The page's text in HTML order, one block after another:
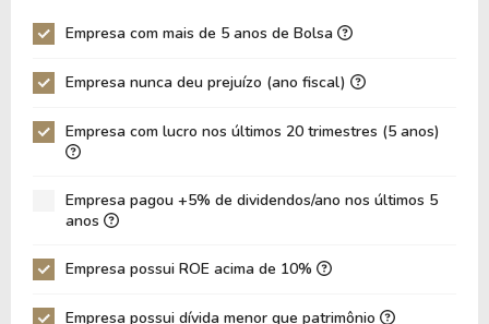
ROE
20,52%
ROIC
16,69%
ROA
10,49%
8,68%
Dívida Líquida / Ebitda
Dívida Líquida / Ebit
2,05
2,50
Patrimônio / Ativos
0,51
Passivos / Ativos
0,49
Empresa com mais de 5 anos de Bolsa
Empresa nunca deu prejuízo (ano fiscal)
Empresa com lucro nos últimos 20 trimestres (5 anos)
Empresa pagou +5% de dividendos/ano nos últimos 5
anos
Empresa possui ROE acima de 10%
Empresa possui dívida menor que patrimônio